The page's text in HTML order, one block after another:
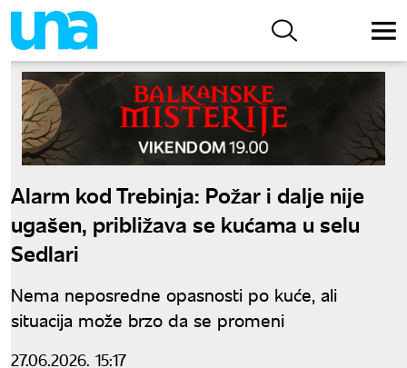
Alarm kod Trebinja: Požar i dalje nije
ugašen, približava se kućama u selu
Sedlari
Nema neposredne opasnosti po kuće, ali
situacija može brzo da se promeni
27.06.2026. 15:17